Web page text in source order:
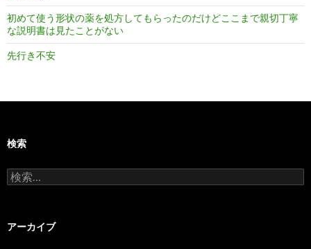
初めて使う形状の薬を処方してもらったのだけどここまで親切丁寧
な説明書は見たことがない
先行き不安
検索
検
索:
アーカイブ